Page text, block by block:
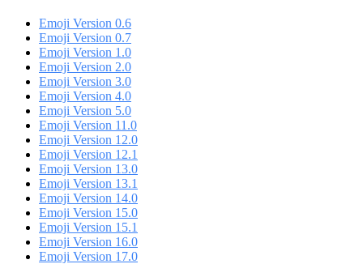
Emoji Version 0.6
Emoji Version 0.7
Emoji Version 1.0
Emoji Version 2.0
Emoji Version 3.0
Emoji Version 4.0
Emoji Version 5.0
Emoji Version 11.0
Emoji Version 12.0
Emoji Version 12.1
Emoji Version 13.0
Emoji Version 13.1
Emoji Version 14.0
Emoji Version 15.0
Emoji Version 15.1
Emoji Version 16.0
Emoji Version 17.0